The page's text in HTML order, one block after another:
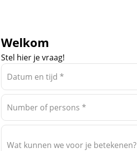
Welkom
Stel hier je vraag!
Datum en tijd *
Number of persons *
Wat kunnen we voor je betekenen?